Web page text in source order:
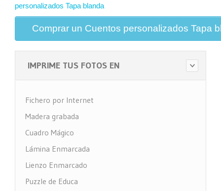
personalizados Tapa blanda
Comprar un Cuentos personalizados Tapa
IMPRIME TUS FOTOS EN
Fichero por Internet
Madera grabada
Cuadro Mágico
Lámina Enmarcada
Lienzo Enmarcado
Puzzle de Educa